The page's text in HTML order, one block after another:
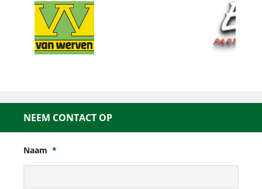
NEEM CONTACT OP
Naam *